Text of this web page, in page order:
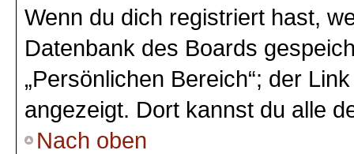
Wenn du dich registriert hast,
Datenbank des Boards
„Persönlichen Bereich“; der
angezeigt. Dort kannst du alle
Nach oben